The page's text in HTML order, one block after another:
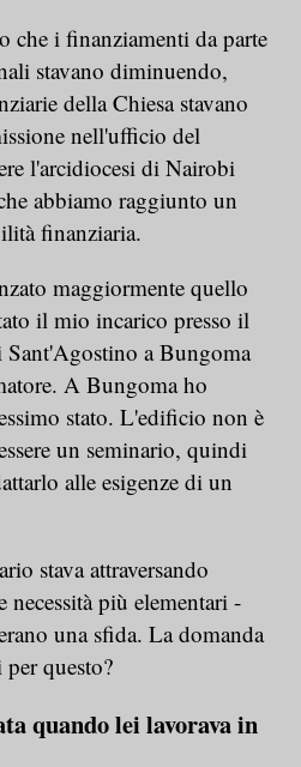
che i finanziamenti da parte
stavano diminuendo,
della Chiesa stavano
nell'ufficio del
l'arcidiocesi di Nairobi
abbiamo raggiunto un
finanziaria.
maggiormente quello
il mio incarico presso il
a Bungoma
A Bungoma ho
stato. L'edificio non è
un seminario, quindi
alle esigenze di un
stava attraversando
più elementari -
una sfida. La domanda
questo?
quando lei lavorava in